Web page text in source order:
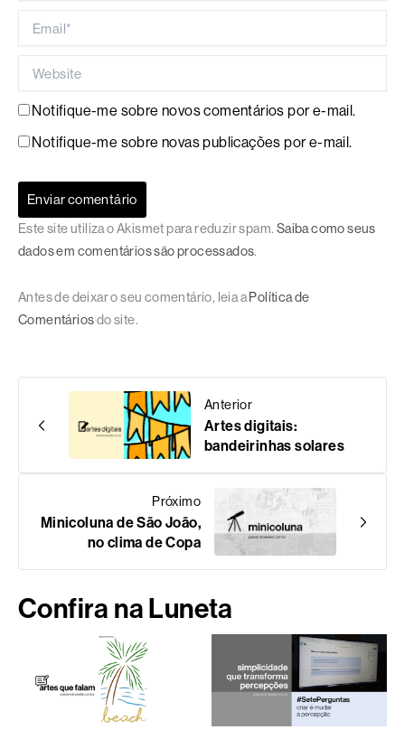
Notifique-me sobre novos comentários por e-mail.
Notifique-me sobre novas publicações por e-mail.
Este site utiliza o Akismet para reduzir spam. Saiba como seus
dados em comentários são processados.
Antes de deixar o seu comentário, leia a Política de
Comentáriosdo site.
Anterior
Artes digitais:
bandeirinhas solares
Próximo
Minicoluna de São João,
no clima de Copa
Confira na Luneta